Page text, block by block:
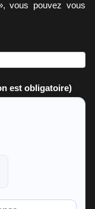
vous pouvez vous
est obligatoire)